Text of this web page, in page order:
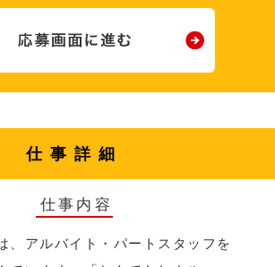
仕事詳細
仕事内容
、アルバイト・パートスタッフを